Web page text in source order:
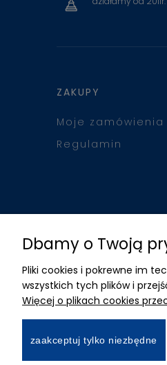
ZAKUPY
Moje zamówienia
Regulamin
Dbamy o Twoją
Pliki cookies i pokrewne im
wszystkich tych plików i
Więcej o plikach cookies
zaakceptuj tylko niezbędne